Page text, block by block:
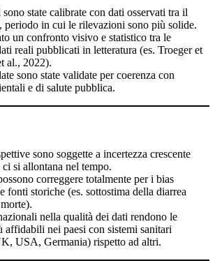
state calibrate con dati osservati tra il
periodo in cui le rilevazioni sono più solide.
un confronto visivo e statistico tra le
reali pubblicati in letteratura (es. Troeger et
al., 2022).
sono state validate per coerenza con
e di salute pubblica.
sono soggette a incertezza crescente
si allontana nel tempo.
correggere totalmente per i bias
fonti storiche (es. sottostima della diarrea
nella qualità dei dati rendono le
affidabili nei paesi con sistemi sanitari
USA, Germania) rispetto ad altri.